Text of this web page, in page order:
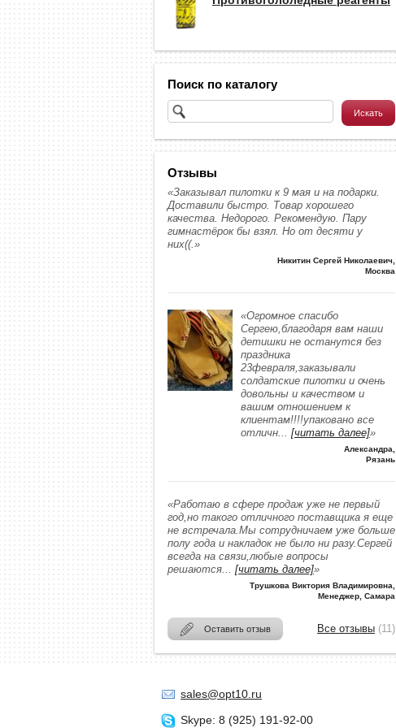
Поиск по каталогу
Отзывы
«Заказывал пилотки к 9 мая и на подарки.
Доставили быстро. Товар хорошего
качества. Недорого. Рекомендую. Пару
гимнастёрок бы взял. Но от десяти у
них((.»
Никитин Сергей Николаевич
Москва
«Огромное спасибо
Сергею,благодаря вам наши
детишки не останутся без
праздника
23февраля,заказывали
солдатские пилотки и очень
довольны и качеством и
вашим отношением к
клиентам!!!!упаковано все
отличн... [читать далее]»
Александра
Рязань
«Работаю в сфере продаж уже не первый
год,но такого отличного поставщика я еще
не встречала.Мы сотрудничаем уже больше
полу года и накладок не было ни разу.Сергей
всегда на связи,любые вопросы
решаются... [читать далее]»
Трушкова Виктория Владимировна
Менеджер, Самара
Оставить отзыв Все отзывы (11)
sales@opt10.ru
Skype: 8 (925) 191-92-00